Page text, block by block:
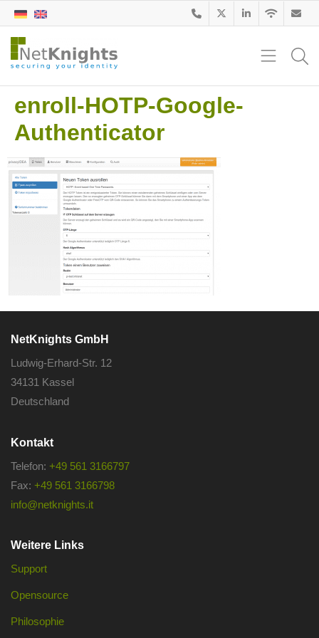
enroll-HOTP-Google-
Authenticator
NetKnights GmbH
Ludwig-Erhard-Str. 12
34131 Kassel
Deutschland
Kontakt
Telefon: +49 561 3166797
Fax: +49 561 3166798
info@netknights.it
Weitere Links
Support
Opensource
Philosophie